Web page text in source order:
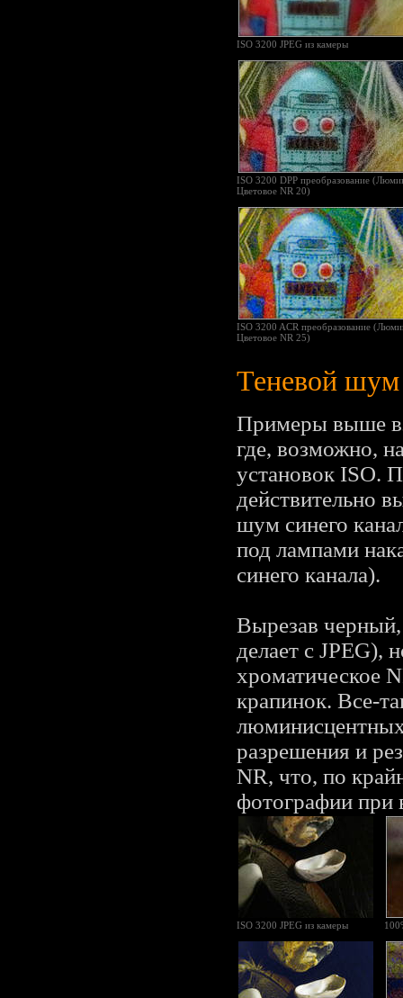
ISO 3200 JPEG из камеры
ISO 3200 DPP преобразование
Цветовое NR 20)
ISO 3200 ACR преобразование
Цветовое NR 25)
Теневой шум
Примеры выше
где, возможно,
установок ISO.
действительно
шум синего
под лампами
синего канала).
Вырезав
делает с JPEG),
хроматическое
крапинок. Все-
разрешения и
NR, что, по
фотографии при
ISO 3200 JPEG из камеры